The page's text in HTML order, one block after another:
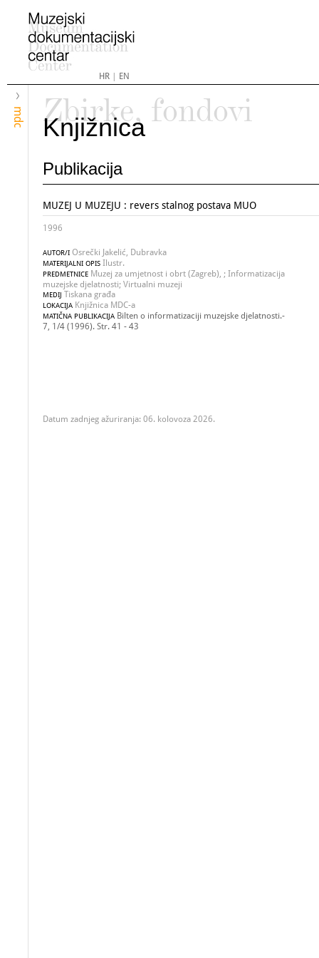
HR| EN
mdc
Zbirke, fondovi
Knjižnica
Publikacija
MUZEJ U MUZEJU : revers stalnog postava MUO
1996
AUTOR/I Osrečki Jakelić, Dubravka
MATERIJALNI OPIS Ilustr.
PREDMETNICE Muzej za umjetnost i obrt (Zagreb), ; Informatizacija
muzejske djelatnosti; Virtualni muzeji
MEDIJ Tiskana građa
LOKACIJA Knjižnica MDC-a
MATIČNA PUBLIKACIJA Bilten o informatizaciji muzejske djelatnosti.-
7, 1/4 (1996). Str. 41 - 43
Datum zadnjeg ažuriranja: 06. kolovoza 2026.